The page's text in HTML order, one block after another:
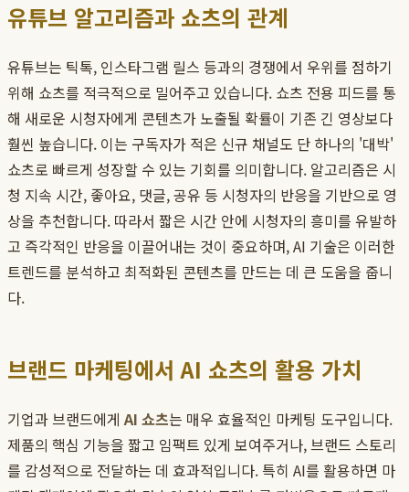
유튜브 알고리즘과 쇼츠의 관계
유튜브는 틱톡, 인스타그램 릴스 등과의 경쟁에서 우위를 점하기
위해 쇼츠를 적극적으로 밀어주고 있습니다. 쇼츠 전용 피드를 통
해 새로운 시청자에게 콘텐츠가 노출될 확률이 기존 긴 영상보다
훨씬 높습니다. 이는 구독자가 적은 신규 채널도 단 하나의 '대박'
쇼츠로 빠르게 성장할 수 있는 기회를 의미합니다. 알고리즘은 시
청 지속 시간, 좋아요, 댓글, 공유 등 시청자의 반응을 기반으로 영
상을 추천합니다. 따라서 짧은 시간 안에 시청자의 흥미를 유발하
고 즉각적인 반응을 이끌어내는 것이 중요하며, AI 기술은 이러한
트렌드를 분석하고 최적화된 콘텐츠를 만드는 데 큰 도움을 줍니
다.
브랜드 마케팅에서 AI 쇼츠의 활용 가치
기업과 브랜드에게AI 쇼츠는 매우 효율적인 마케팅 도구입니다.
제품의 핵심 기능을 짧고 임팩트 있게 보여주거나, 브랜드 스토리
를 감성적으로 전달하는 데 효과적입니다. 특히 AI를 활용하면 마